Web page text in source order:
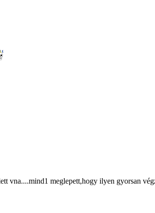
vna....mind1 meglepett,hogy ilyen gyorsan